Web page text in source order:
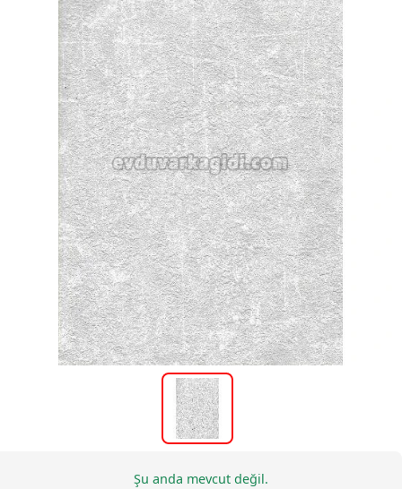
Şu anda mevcut değil.